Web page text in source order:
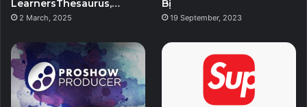
LearnersThesaurus,…
2 March, 2025
Bị
19 September, 2023